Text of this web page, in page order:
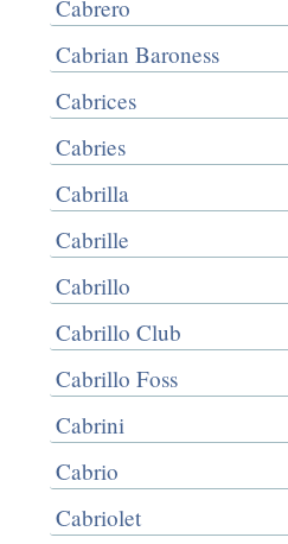
Cabrero
Cabrian Baroness
Cabrices
Cabries
Cabrilla
Cabrille
Cabrillo
Cabrillo Club
Cabrillo Foss
Cabrini
Cabrio
Cabriolet